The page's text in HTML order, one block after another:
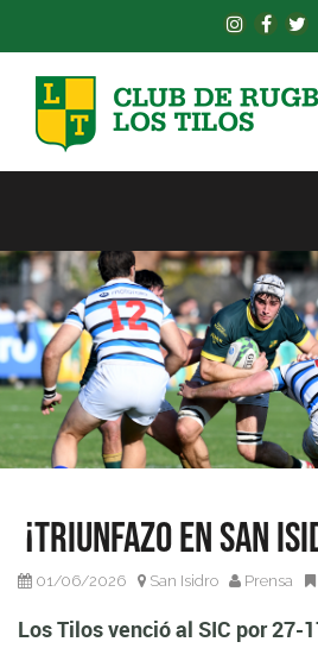
¡Triunfazo en San
01/06/2026 San Isidro Prensa
Los Tilos venció al SIC por 27-